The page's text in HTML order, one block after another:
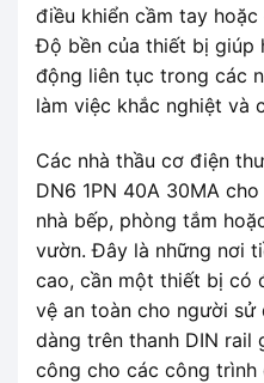
điều khiển cầm tay
Độ bền của thiết bị giúp
động liên tục trong các
làm việc khắc nghiệt và
Các nhà thầu cơ điện
DN6 1PN 40A 30MA
nhà bếp, phòng tắm
vườn. Đây là những nơi
cao, cần một thiết bị có
vệ an toàn cho người sử
dàng trên thanh DIN rail
công cho các công trình